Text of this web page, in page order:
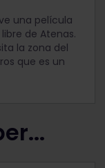
una película
de Atenas.
la zona del
que es un